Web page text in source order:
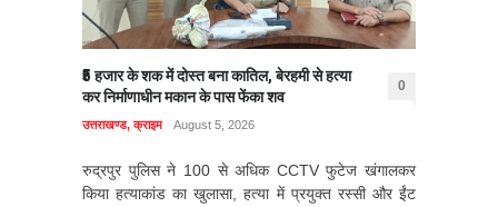
₹5 हजार के शक में दोस्त बना कातिल, बेरहमी से हत्या
कर निर्माणाधीन मकान के पास फेंका शव
0
उत्तराखण्ड,क्राइम August 5, 2026
रुद्रपुर पुलिस ने 100 से अधिक CCTV फुटेज खंगालकर
किया हत्याकांड का खुलासा, हत्या में प्रयुक्त रस्सी और ईंट